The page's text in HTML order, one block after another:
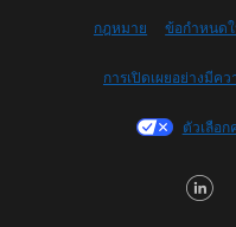
กฎหมาย ข้อกำหนด
การเปิดเผยอย่างมีค
ตัวเลือ